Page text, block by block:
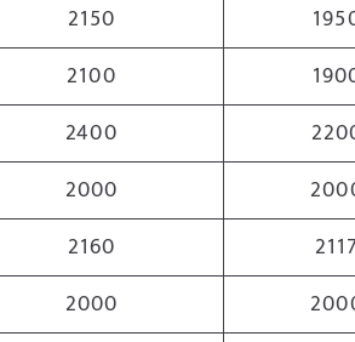
2150
2100
2400
2000
2160
2117
2000